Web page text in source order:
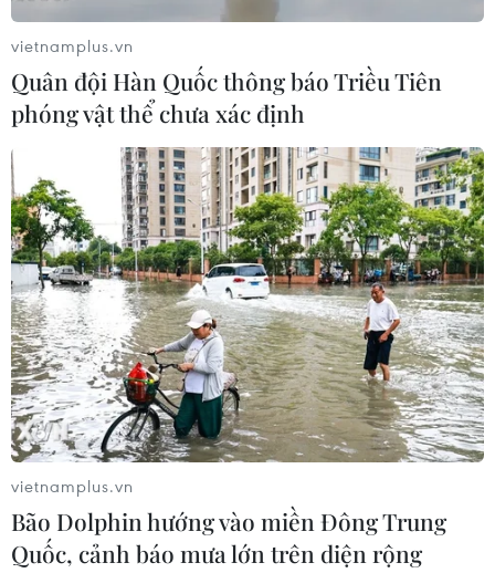
TIN LIÊN QUAN
Giá dầu trên thị trường thế giới ghi nhận
tuần đi xuống
03/09/2022 08:43
OPEC+ dự kiến nhóm họp vào ngày 5/9 trong bối cảnh
nhu cầu dầu mỏ được dự báo sẽ sụt giảm mặc dù nhà
sản xuất hàng đầu là Saudi Arabia cho biết nguồn cung
vietnamplus.vn
Quân đội Hàn Quốc thông báo Triều Tiên
phóng vật thể chưa xác định
vietnamplus.vn
Bão Dolphin hướng vào miền Đông Trung
Quốc, cảnh báo mưa lớn trên diện rộng